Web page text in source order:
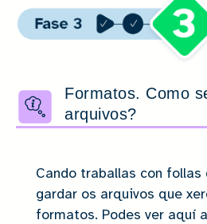
Formatos. Como
arquivos?
Cando traballas con follas
gardar os arquivos que
formatos. Podes ver aquí